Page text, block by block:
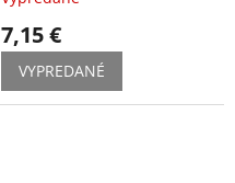
7,15 €
VYPREDANÉ